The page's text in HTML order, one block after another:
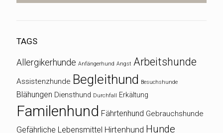
TAGS
Allergikerhunde Anfängerhund Angst Arbeitshunde
Assistenzhunde Begleithund Besuchshunde
Blähungen Diensthund Durchfall Erkältung
Familenhund Fährtenhund Gebrauchshunde
Gefährliche Lebensmittel Hirtenhund Hunde